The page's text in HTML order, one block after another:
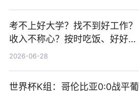
考不上好大学？找不到好工作？
收入不称心？按时吃饭、好好睡
觉
2026-06-28
世界杯K组：哥伦比亚0:0战平葡